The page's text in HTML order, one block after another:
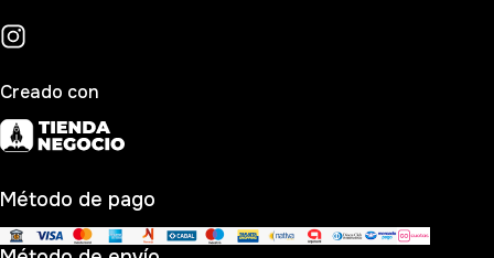
Creado con
Método de pago